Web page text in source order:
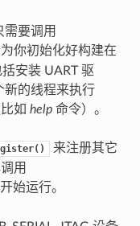
需要调用
你初始化好构建在
安装 UART 驱
新的线程来执行
如 help命令）。
来注册其它
用
始运行。